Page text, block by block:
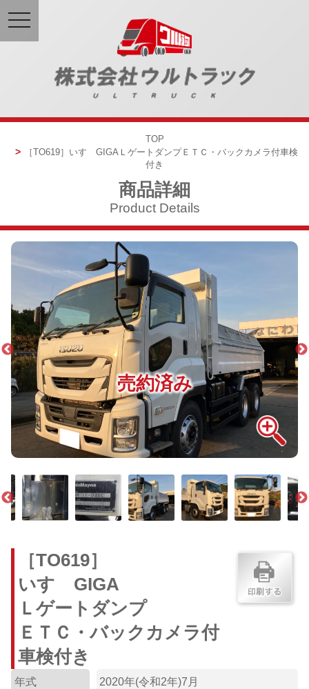
TOP
［TO619］ いすゞGIGA ＬゲートダンプＥＴＣ・バックカメラ付車検
付き
商品詳細
Product Details
売約済み
［TO619］
いすゞGIGA
Ｌゲートダンプ
ＥＴＣ・バックカメラ付
車検付き
年式 2020年(令和2年)7月
toggle
navigation